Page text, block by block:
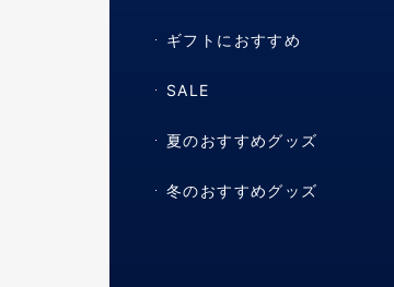
ギフトにおすすめ
SALE
夏のおすすめグッズ
冬のおすすめグッズ